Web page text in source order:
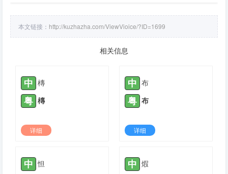
本文链接： http://kuzhazha.com/ViewVioice/?ID=1699
相关信息
中 槫
粤 槫
详细
中 布
粤 布
详细
中 怛 中 煆